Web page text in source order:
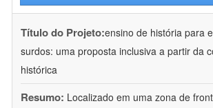
Título do Projeto:ensino de história para
surdos: uma proposta inclusiva a partir da
histórica
Resumo: Localizado em uma zona de